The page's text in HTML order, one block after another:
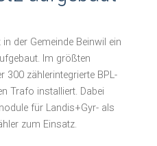
der Gemeinde Beinwil ein
Im größten
300 zählerintegrierte BPL-
Trafo installiert. Dabei
für Landis+Gyr- als
zum Einsatz.